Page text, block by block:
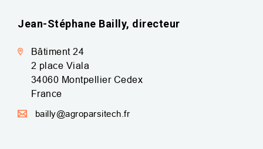
Jean-Stéphane Bailly, directeur
Bâtiment 24
2 place Viala
34060 Montpellier Cedex
France
bailly@agroparsitech.fr